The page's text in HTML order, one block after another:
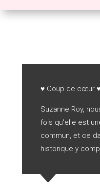
♥ Coup de cœur ♥
Suzanne Roy,
fois qu'elle est
commun, et ce
historique y
C